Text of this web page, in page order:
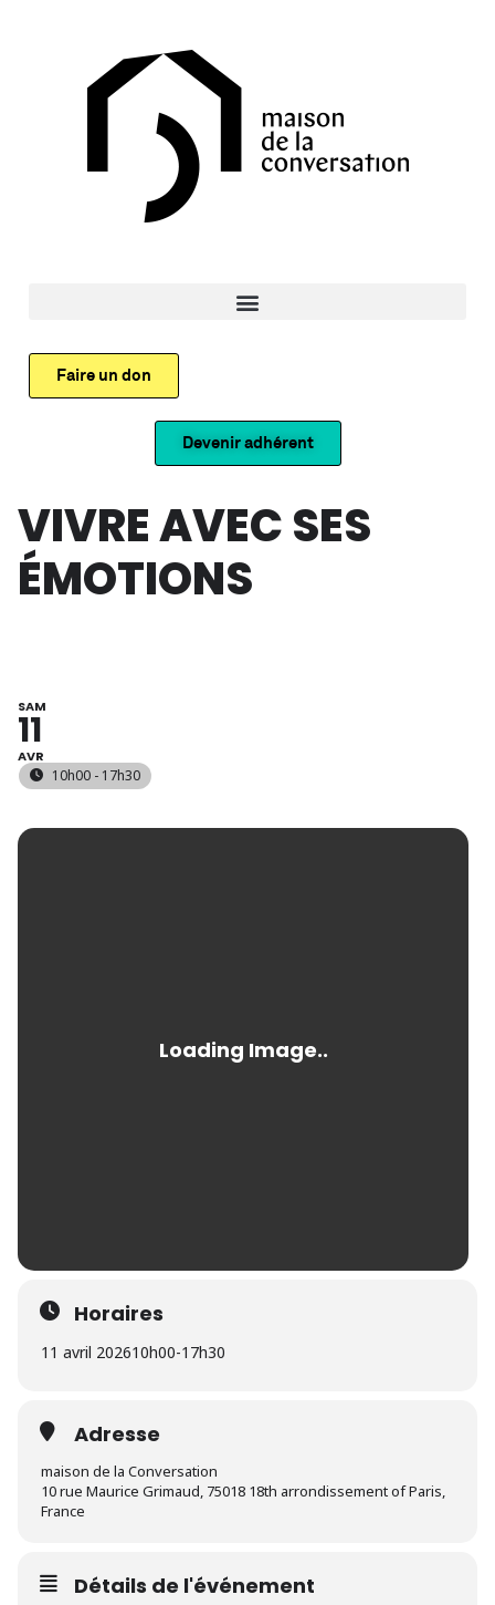
Faire un don
Devenir adhérent
VIVRE AVEC SES
ÉMOTIONS
SAM
11
AVR
10h00 - 17h30
Horaires
11 avril 202610h00-17h30
Adresse
maison de la Conversation
10 rue Maurice Grimaud, 75018 18th arrondissement of Paris,
France
Détails de l'événement